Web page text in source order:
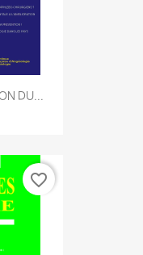
DU...
favorite_border